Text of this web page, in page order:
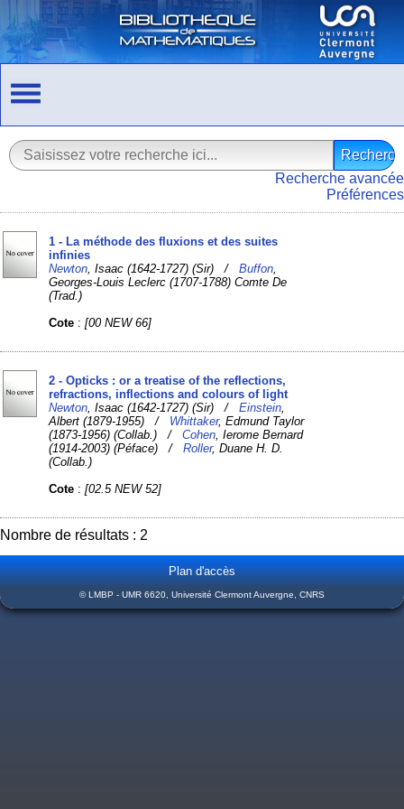
Recherche avancée
Préférences
1 - La méthode des fluxions et des suites
infinies
Newton , Isaac (1642-1727) (Sir) /Buffon
Georges-Louis Leclerc (1707-1788) Comte De
(Trad.)
Cote :[00 NEW 66]
2 - Opticks : or a treatise of the reflections,
refractions, inflections and colours of light
Newton , Isaac (1642-1727) (Sir) /Einstein
Albert (1879-1955) / Whittaker, Edmund Taylor
(1873-1956) (Collab.) /Cohen , Ierome Bernard
(1914-2003) (Péface) /Roller, Duane H. D.
(Collab.)
Cote :[02.5 NEW 52]
Nombre de résultats : 2
Plan d'accès
© LMBP - UMR 6620, Université Clermont Auvergne, CNRS